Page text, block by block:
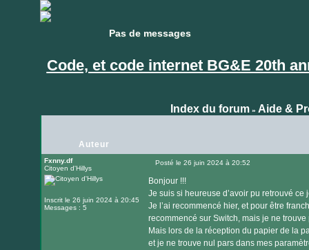
Pas de messages
Pas de messages
Code, et code internet BG&E 20th
Index du forum» Aide &
Auteur
Fxnny.df
Citoyen d'Hillys
Inscrit le 26 juin 2024 à 20:45
Messages : 5
Posté le 26 juin 2024 à 20:52
Bonjour !!!
Je suis si heureuse d’avoir pu retrouvé ce
Je l’ai recommencé hier, et pour être
recommencé sur Switch, mais je ne
Mais lors de la réception du papier de la
et je ne trouve nul pars dans mes